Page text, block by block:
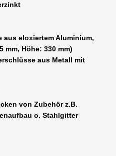
aus eloxiertem Aluminium,
Höhe: 330 mm)
aus Metall mit
von Zubehör z.B.
o. Stahlgitter